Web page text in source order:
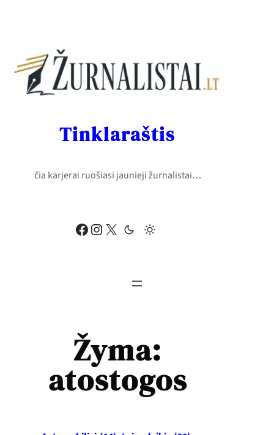
Facebook Instagram X
Tinklaraštis
čia karjerai ruošiasi jaunieji žurnalistai…
Žyma:
atostogos